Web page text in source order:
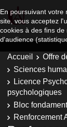
En poursuivant votre
site, vous acceptez
cookies à des fins de
d'audience
Accueil Offre
Sciences
Licence
psychologiques
Bloc
Renforcement